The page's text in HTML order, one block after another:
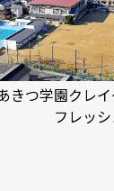
きつ学園クレ
フレッシ